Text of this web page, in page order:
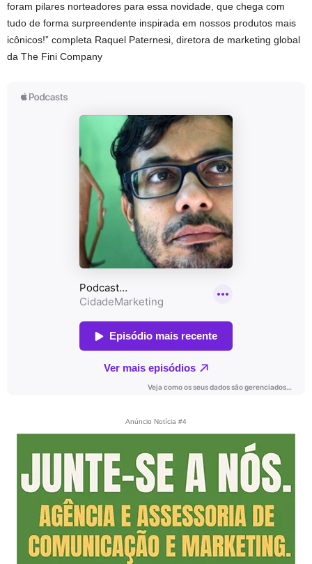
foram pilares norteadores para essa novidade, que chega com
tudo de forma surpreendente inspirada em nossos produtos mais
icônicos!” completa Raquel Paternesi, diretora de marketing global
da The Fini Company
Anúncio Notícia #4